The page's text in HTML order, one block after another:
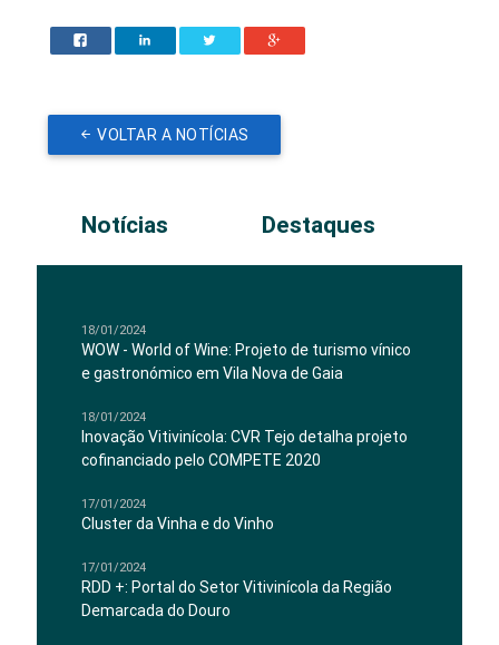
VOLTAR A NOTÍCIAS
Notícias Destaques
18/01/2024
WOW - World of Wine: Projeto de turismo vínico
e gastronómico em Vila Nova de Gaia
18/01/2024
Inovação Vitivinícola: CVR Tejo detalha projeto
cofinanciado pelo COMPETE 2020
17/01/2024
Cluster da Vinha e do Vinho
17/01/2024
RDD +: Portal do Setor Vitivinícola da Região
Demarcada do Douro